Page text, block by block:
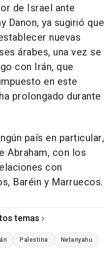
de Israel ante
Danon, ya sugirió que
nuevas
árabes, una vez se
con Irán, que
en este
prolongado durante
país en particular,
Abraham, con los
con
Baréin y Marruecos.
temas
Palestina Netanyahu